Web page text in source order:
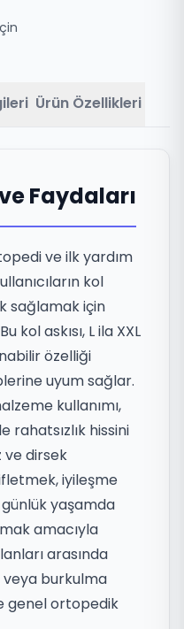
Ürün Özellikleri
Faydaları
ve ilk yardım
kol
sağlamak için
kol askısı, L ila XXL
özelliği
uyum sağlar.
kullanımı,
rahatsızlık hissini
ve dirsek
iyileşme
yaşamda
amacıyla
arasında
veya burkulma
genel ortopedik